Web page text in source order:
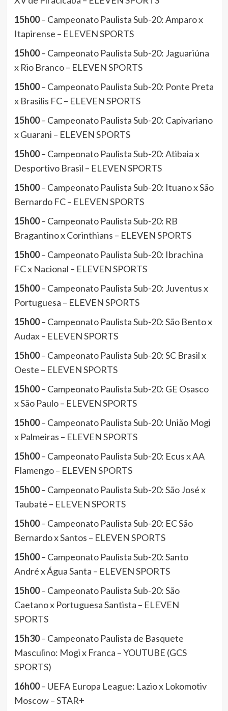
15h00– Campeonato Paulista Sub-20: Amparo x
Itapirense – ELEVEN SPORTS
15h00– Campeonato Paulista Sub-20: Jaguariúna
x Rio Branco – ELEVEN SPORTS
15h00– Campeonato Paulista Sub-20: Ponte Preta
x Brasilis FC – ELEVEN SPORTS
15h00– Campeonato Paulista Sub-20: Capivariano
x Guarani – ELEVEN SPORTS
15h00– Campeonato Paulista Sub-20: Atibaia x
Desportivo Brasil – ELEVEN SPORTS
15h00– Campeonato Paulista Sub-20: Ituano x São
Bernardo FC – ELEVEN SPORTS
15h00– Campeonato Paulista Sub-20: RB
Bragantino x Corinthians – ELEVEN SPORTS
15h00– Campeonato Paulista Sub-20: Ibrachina
FC x Nacional – ELEVEN SPORTS
15h00– Campeonato Paulista Sub-20: Juventus x
Portuguesa – ELEVEN SPORTS
15h00– Campeonato Paulista Sub-20: São Bento x
Audax – ELEVEN SPORTS
15h00– Campeonato Paulista Sub-20: SC Brasil x
Oeste – ELEVEN SPORTS
15h00– Campeonato Paulista Sub-20: GE Osasco
x São Paulo – ELEVEN SPORTS
15h00– Campeonato Paulista Sub-20: União Mogi
x Palmeiras – ELEVEN SPORTS
15h00– Campeonato Paulista Sub-20: Ecus x AA
Flamengo – ELEVEN SPORTS
15h00– Campeonato Paulista Sub-20: São José x
Taubaté – ELEVEN SPORTS
15h00– Campeonato Paulista Sub-20: EC São
Bernardo x Santos – ELEVEN SPORTS
15h00– Campeonato Paulista Sub-20: Santo
André x Água Santa – ELEVEN SPORTS
15h00– Campeonato Paulista Sub-20: São
Caetano x Portuguesa Santista – ELEVEN
SPORTS
15h30– Campeonato Paulista de Basquete
Masculino: Mogi x Franca – YOUTUBE (GCS
SPORTS)
16h00– UEFA Europa League: Lazio x Lokomotiv
Moscow – STAR+